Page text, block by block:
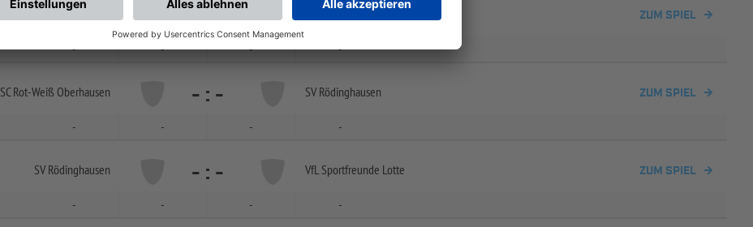
SV Rödinghausen -:- FC Gütersloh ZUM SPIEL
- - - -
SC Rot-Weiß Oberhausen - : - SV Rödinghausen ZUM SPIEL
- - - -
SV Rödinghausen - : - VfL Sportfreunde Lotte ZUM SPIEL
- - - -